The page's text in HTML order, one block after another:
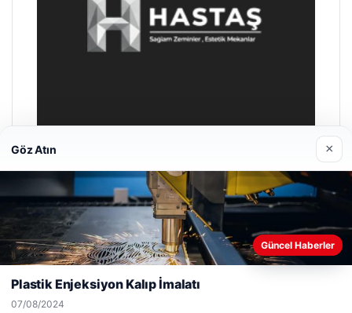
Hastaş Beton
26/05/2026
Web sitemizi nasıl kullandığınızı daha iyi anlayabilmek,
deneyiminizi kişiselleştirmek ve geliştirmek amacıyla çerezler
Çerez Politikamız
Kabul Et
Göz Atın ×
Güncel Haberler
Plastik Enjeksiyon Kalıp İmalatı
07/08/2024